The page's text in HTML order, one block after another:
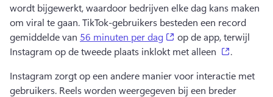
wordt bijgewerkt, waardoor bedrijven elke dag kans maken
om viral te gaan. TikTok-gebruikers besteden een record
gemiddelde van 56 minuten per dag (opens in a new tab)
op de app, terwijl
Instagram op de tweede plaats inklokt met alleen
.
Instagram zorgt op een andere manier voor interactie met
gebruikers. Reels worden weergegeven bij een breder